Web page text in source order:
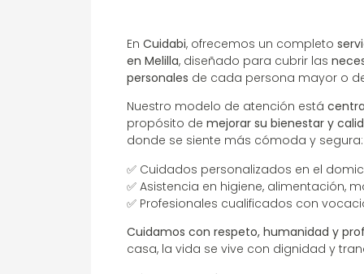
En Cuidabi, ofrecemos un completo
en Melilla, diseñado para cubrir las
personales de cada persona mayor o
Nuestro modelo de atención está
propósito de mejorar su bienestar y
donde se siente más cómoda y
✅ Cuidados personalizados en el
✅ Asistencia en higiene, alimentación,
✅ Profesionales cualificados con
Cuidamos con respeto, humanidad y
casa, la vida se vive con dignidad y